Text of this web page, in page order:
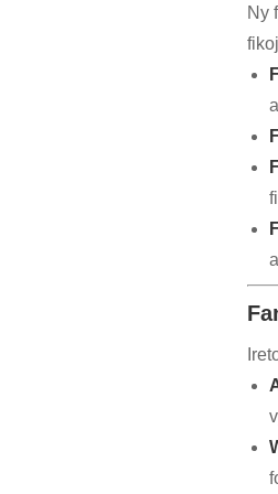
Ny